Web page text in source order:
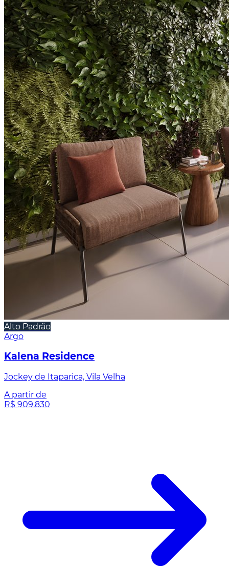
Alto Padrão
Argo
Kalena Residence
Jockey de Itaparica, Vila Velha
A partir de
R$ 909.830